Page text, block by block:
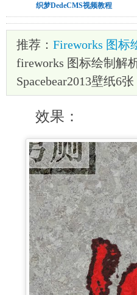
织梦DedeCMS视频教程
推荐： Fireworks 图标
fireworks 图标绘制解
Spacebear2013壁纸6
效果：